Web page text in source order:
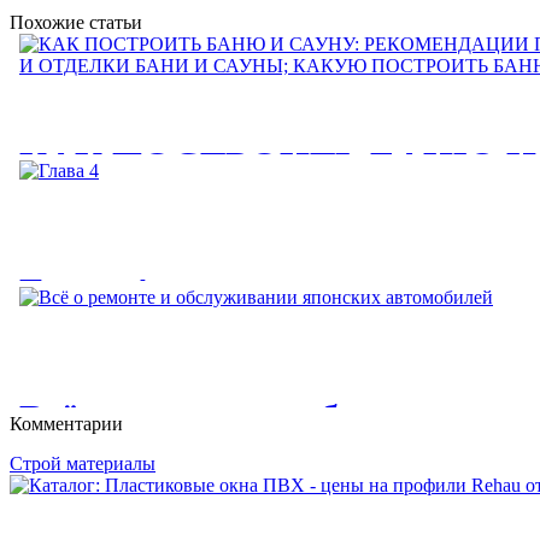
Похожие статьи
КАК ПОСТРОИТЬ БАНЮ И
И САУНЫ; КАКУЮ
КАК ПОСТРОИТЬ БАНЮ И САУНУ: РЕКОМЕНДАЦИИ ПО
ОТДЕЛКИ БАНИ И САУНЫ;...
Глава 4
Всё о ремонте и
автомобилей
Комментарии
Строй материалы